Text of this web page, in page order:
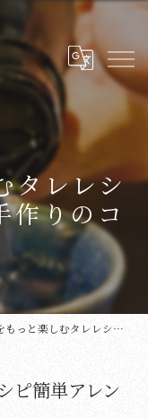
タレレシ
作りのコ
楽しむタレレシピ簡単アレンジと手作りのコツ
ピ簡単アレン